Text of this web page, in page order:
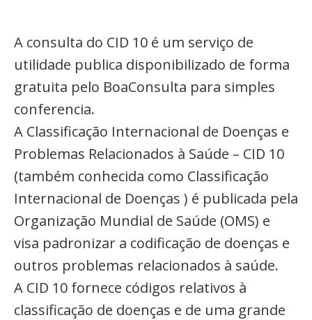
A consulta do CID 10 é um serviço de
utilidade publica disponibilizado de forma
gratuita pelo BoaConsulta para simples
conferencia.
A Classificação Internacional de Doenças e
Problemas Relacionados à Saúde – CID 10
(também conhecida como Classificação
Internacional de Doenças ) é publicada pela
Organização Mundial de Saúde (OMS) e
visa padronizar a codificação de doenças e
outros problemas relacionados à saúde.
A CID 10 fornece códigos relativos à
classificação de doenças e de uma grande